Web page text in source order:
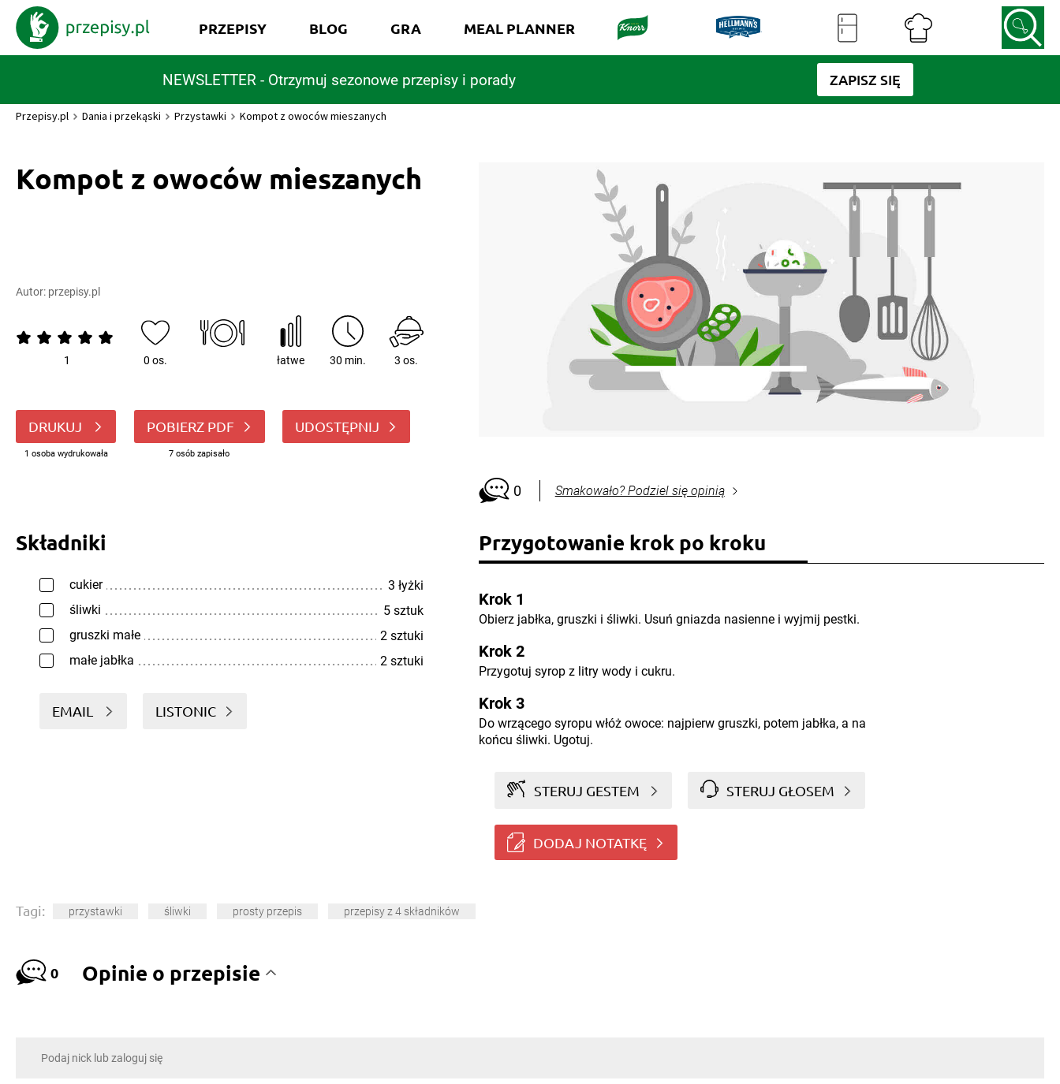
NEWSLETTER - Otrzymuj sezonowe przepisy i porady ZAPISZ SIĘ
PRZEPISY BLOG GRA MEAL PLANNER
Przepisy.pl Dania i przekąski Przystawki Kompot z owoców mieszanych
Kompot z owoców mieszanych
Autor: przepisy.pl
1 0 os. łatwe 30 min. 3 os.
DRUKUJ
1 osoba wydrukowała
POBIERZ PDF
7 osób zapisało
UDOSTĘPNIJ
0 Smakowało? Podziel się opinią
Składniki
cukier
3 łyżki
śliwki
5 sztuk
gruszki małe
2 sztuki
małe jabłka
2 sztuki
EMAIL LISTONIC
Przygotowanie krok po kroku
Krok 1
Obierz jabłka, gruszki i śliwki. Usuń gniazda nasienne i wyjmij pestki.
Krok 2
Przygotuj syrop z litry wody i cukru.
Krok 3
Do wrzącego syropu włóż owoce: najpierw gruszki, potem jabłka, a na
końcu śliwki. Ugotuj.
STERUJ GESTEM STERUJ GŁOSEM
DODAJ NOTATKĘ
Tagi: przystawki śliwki prosty przepis przepisy z 4 składników
0 Opinie o przepisie